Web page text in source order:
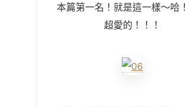
本篇第一名！就是這一樣～哈
超愛的！！！